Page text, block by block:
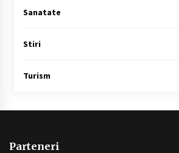
Sanatate
Stiri
Turism
Parteneri